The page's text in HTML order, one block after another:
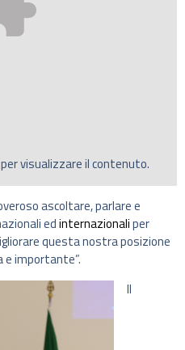
visualizzare il contenuto.
ascoltare, parlare e
edinternazionaliper
questa nostra posizione
importante”.
Il